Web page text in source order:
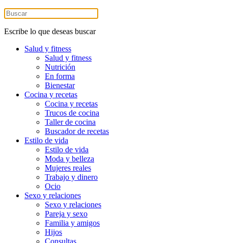
Escribe lo que deseas buscar
Salud y fitness
Salud y fitness
Nutrición
En forma
Bienestar
Cocina y recetas
Cocina y recetas
Trucos de cocina
Taller de cocina
Buscador de recetas
Estilo de vida
Estilo de vida
Moda y belleza
Mujeres reales
Trabajo y dinero
Ocio
Sexo y relaciones
Sexo y relaciones
Pareja y sexo
Familia y amigos
Hijos
Consultas